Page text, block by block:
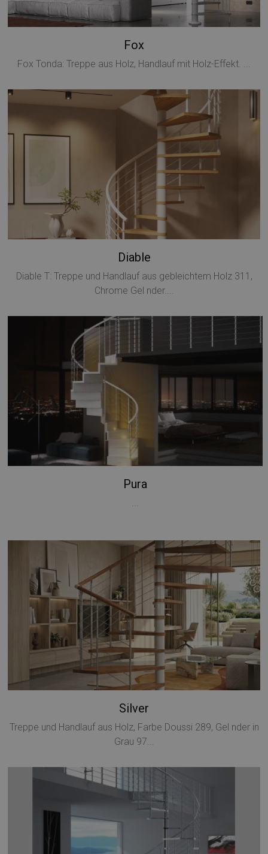
Fox
Fox Tonda: Treppe aus Holz, Handlauf mit Holz-Effekt. ...
Diable
Diable T: Treppe und Handlauf aus gebleichtem Holz 311,
Chrome Gel nder....
Pura
...
Silver
Treppe und Handlauf aus Holz, Farbe Doussi 289, Gel nder in
Grau 97...